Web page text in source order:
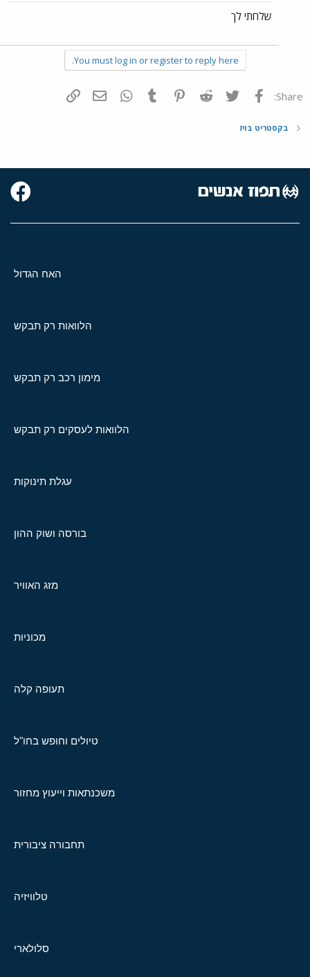
שלחתי לך
You must log in or register to reply here.
Share: פייסבוק Twitter
Reddit
Pinterest
Tumblr
WhatsAppדואר אלקטרוני
בקסטריט בויז
האח הגדול
הלוואות רק תבקש
מימון רכב רק תבקש
הלוואות לעסקים רק תבקש
עגלת תינוקות
בורסה ושוק ההון
מזג האוויר
מכוניות
תעופה קלה
טיולים וחופש בחו"ל
משכנתאות וייעוץ מחזור
תחבורה ציבורית
טלוויזיה
סלולארי